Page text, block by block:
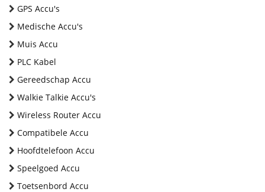
GPS Accu's
Medische Accu's
Muis Accu
PLC Kabel
Gereedschap Accu
Walkie Talkie Accu's
Wireless Router Accu
Compatibele Accu
Hoofdtelefoon Accu
Speelgoed Accu
Toetsenbord Accu